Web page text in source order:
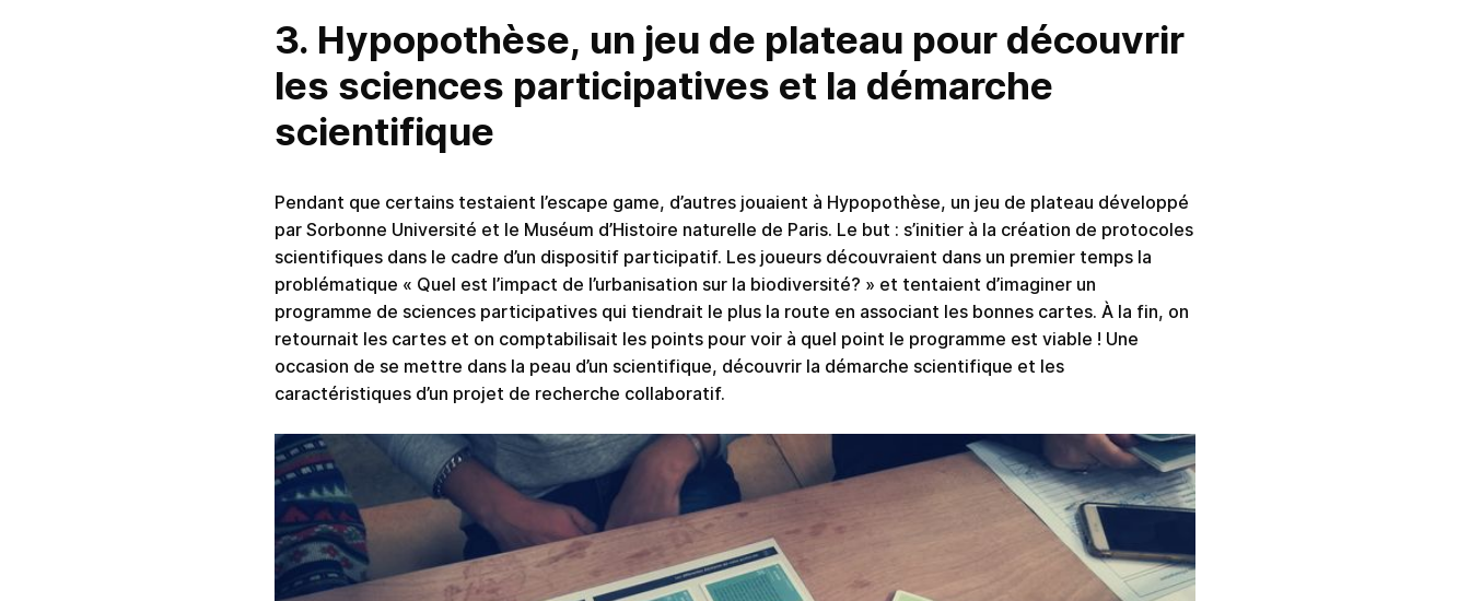
3. Hypopothèse, un jeu de plateau pour découvrir
les sciences participatives et la démarche
scientifique
Pendant que certains testaient l’escape game, d’autres jouaient à Hypopothèse, un jeu de plateau développé
par Sorbonne Université et le Muséum d’Histoire naturelle de Paris. Le but : s’initier à la création de protocoles
scientifiques dans le cadre d’un dispositif participatif. Les joueurs découvraient dans un premier temps la
problématique « Quel est l’impact de l’urbanisation sur la biodiversité? » et tentaient d’imaginer un
programme de sciences participatives qui tiendrait le plus la route en associant les bonnes cartes. À la fin, on
retournait les cartes et on comptabilisait les points pour voir à quel point le programme est viable ! Une
occasion de se mettre dans la peau d’un scientifique, découvrir la démarche scientifique et les
caractéristiques d’un projet de recherche collaboratif.